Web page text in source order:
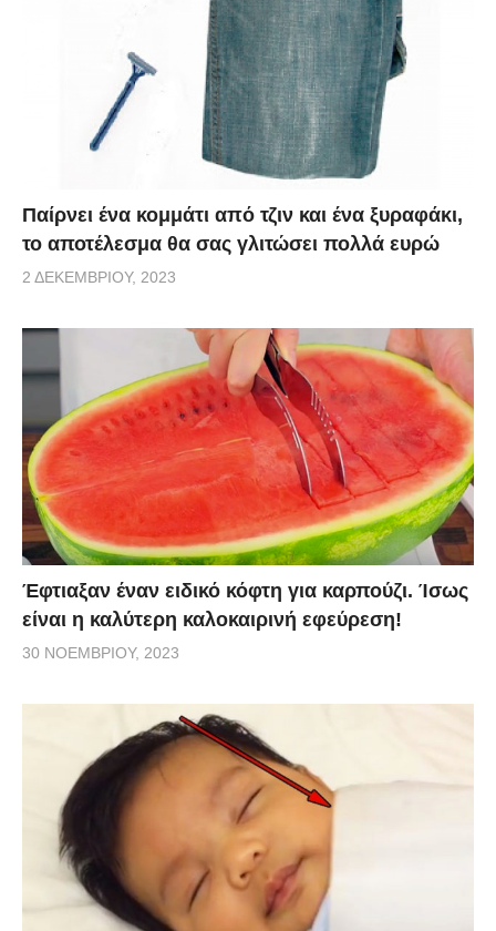
Παίρνει ένα κομμάτι από τζιν και ένα ξυραφάκι,
το αποτέλεσμα θα σας γλιτώσει πολλά ευρώ
2 ΔΕΚΕΜΒΡΊΟΥ, 2023
Έφτιαξαν έναν ειδικό κόφτη για καρπούζι. Ίσως
είναι η καλύτερη καλοκαιρινή εφεύρεση!
30 ΝΟΕΜΒΡΊΟΥ, 2023